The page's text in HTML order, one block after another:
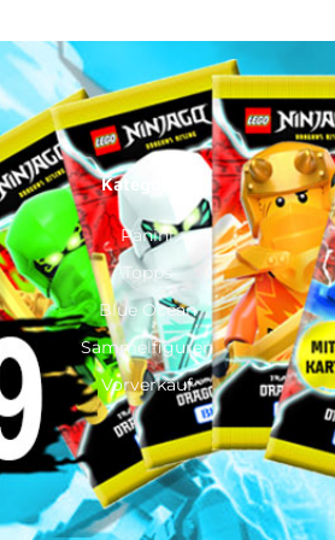
Kategorien
Panini
Topps
Blue Ocean
Sammelfiguren
Vorverkauf